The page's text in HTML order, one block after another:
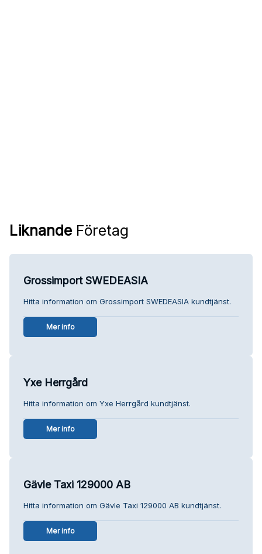
Liknande Företag
Grossimport SWEDEASIA
Hitta information om Grossimport SWEDEASIA kundtjänst.
Mer info
Yxe Herrgård
Hitta information om Yxe Herrgård kundtjänst.
Mer info
Gävle Taxi 129000 AB
Hitta information om Gävle Taxi 129000 AB kundtjänst.
Mer info